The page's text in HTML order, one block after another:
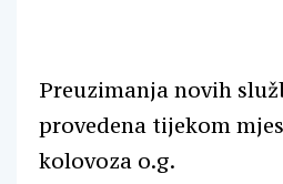
Preuzimanja novih
provedena tijekom
kolovoza o.g.